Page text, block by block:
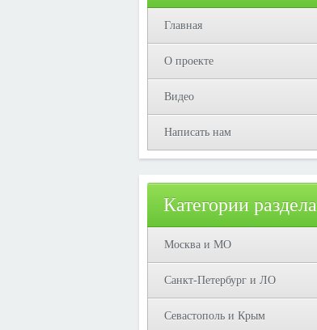
Главная
О проекте
Видео
Написать нам
Категории раздела
Москва и МО
Санкт-Петербург и ЛО
Севастополь и Крым